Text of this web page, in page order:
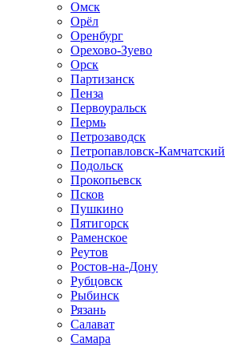
Омск
Орёл
Оренбург
Орехово-Зуево
Орск
Партизанск
Пенза
Первоуральск
Пермь
Петрозаводск
Петропавловск-Камчатский
Подольск
Прокопьевск
Псков
Пушкино
Пятигорск
Раменское
Реутов
Ростов-на-Дону
Рубцовск
Рыбинск
Рязань
Салават
Самара